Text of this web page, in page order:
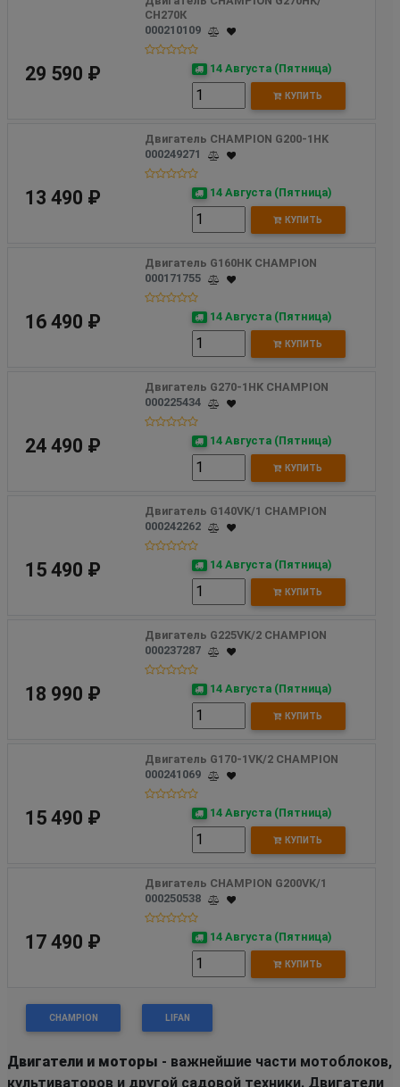
СН270К
000210109
29 590 ₽ 14 Августа (Пятница)
КУПИТЬ
Двигатель CHAMPION G200-1HK
000249271
13 490 ₽ 14 Августа (Пятница)
КУПИТЬ
Двигатель G160HK CHAMPION
000171755
16 490 ₽ 14 Августа (Пятница)
КУПИТЬ
Двигатель G270-1HK CHAMPION
000225434
24 490 ₽ 14 Августа (Пятница)
КУПИТЬ
Двигатель G140VK/1 CHAMPION
000242262
15 490 ₽ 14 Августа (Пятница)
КУПИТЬ
Двигатель G225VK/2 CHAMPION
000237287
18 990 ₽ 14 Августа (Пятница)
КУПИТЬ
Двигатель G170-1VK/2 CHAMPION
000241069
15 490 ₽ 14 Августа (Пятница)
КУПИТЬ
Двигатель CHAMPION G200VK/1
000250538
17 490 ₽ 14 Августа (Пятница)
КУПИТЬ
CHAMPION LIFAN
Двигатели и моторы - важнейшие части мотоблоков,
культиваторов и другой садовой техники. Двигатели